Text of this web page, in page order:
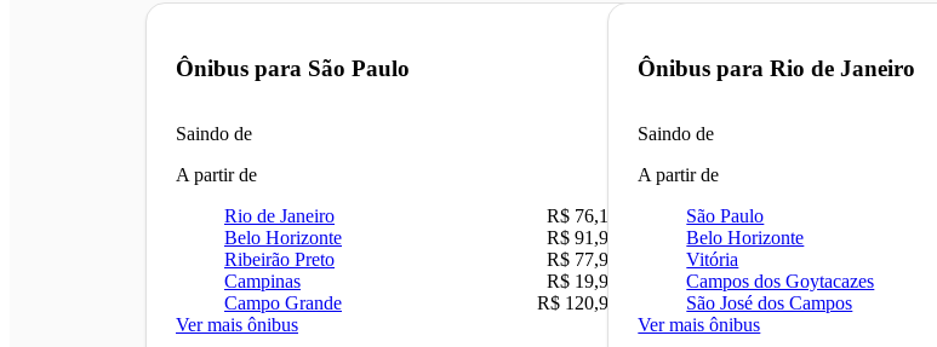
Ônibus para São Paulo
Saindo de
A partir de
Rio de Janeiro
R$ 76,10
Belo Horizonte
R$ 91,90
Ribeirão Preto
R$ 77,90
Campinas
R$ 19,90
Campo Grande
R$ 120,90
Ver mais ônibus
Ônibus paraRio de Janeiro
Saindo de
A partir de
São Paulo
Belo Horizonte
Vitória
Campos dos Goytacazes
São José dos Campos
Ver mais ônibus